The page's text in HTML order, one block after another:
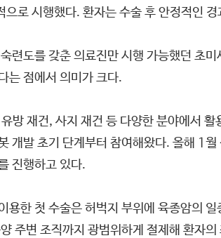
으로 시행했다. 환자는 수술 후 안정적인
련도를 갖춘 의료진만 시행 가능했던 초
는 점에서 의미가 크다.
방 재건, 사지 재건 등 다양한 분야에서
개발 초기 단계부터 참여해왔다. 올해 1
진행하고 있다.
용한 첫 수술은 허벅지 부위에 육종암의
주변 조직까지 광범위하게 절제해 환자